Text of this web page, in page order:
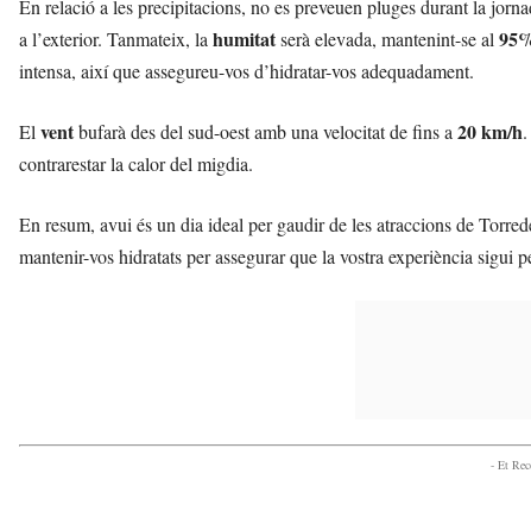
En relació a les precipitacions, no es preveuen pluges durant la
a l’exterior. Tanmateix, la humitatserà elevada, mantenint-se al
intensa, així que assegureu-vos d’hidratar-vos adequadament.
El ventbufarà des del sud-oest amb una velocitat de fins a 20 km/h
contrarestar la calor del migdia.
En resum, avui és un dia ideal per gaudir de les atraccions de
mantenir-vos hidratats per assegurar que la vostra experiència sigui
- Et